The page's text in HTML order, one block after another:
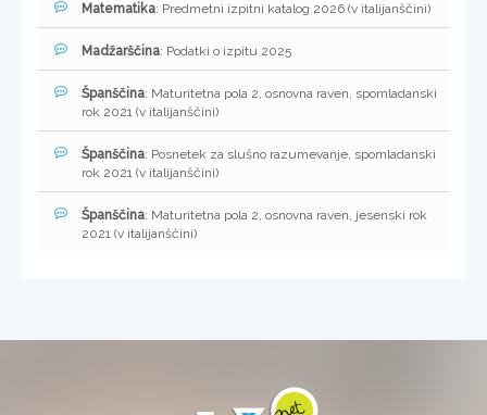
Matematika: Predmetni izpitni katalog 2026 (v italijanščini)
Madžarščina: Podatki o izpitu 2025
Španščina: Maturitetna pola 2, osnovna raven, spomladanski
rok 2021 (v italijanščini)
Španščina: Posnetek za slušno razumevanje, spomladanski
rok 2021 (v italijanščini)
Španščina: Maturitetna pola 2, osnovna raven, jesenski rok
2021 (v italijanščini)